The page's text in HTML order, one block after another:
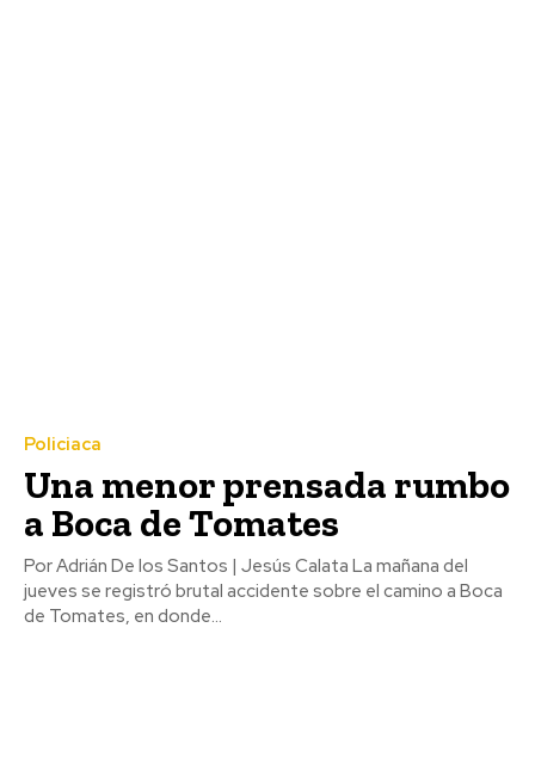
Policiaca
Una menor prensada rumbo
a Boca de Tomates
Por Adrián De los Santos | Jesús Calata La mañana del
jueves se registró brutal accidente sobre el camino a Boca
de Tomates, en donde...